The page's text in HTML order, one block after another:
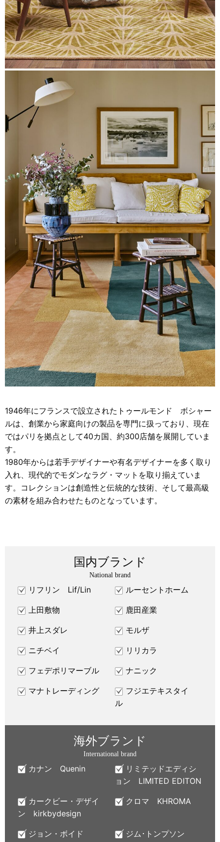
1946年にフランスで設立されたトゥールモンド ボシャー
ルは、創業から家庭向けの製品を専門に扱っており、現在
ではパリを拠点として40カ国、約300店舗を展開していま
す。
1980年からは若手デザイナーや有名デザイナーを多く取り
入れ、現代的でモダンなラグ・マットを取り揃えていま
す。コレクションは創造性と伝統的な技術、そして最高級
の素材を組み合わせたものとなっています。
国内ブランド
National brand
リフリン Lif/Lin ルーセントホーム
上田敷物 鹿田産業
井上スダレ モルザ
ニチベイ リリカラ
フェデポリマーブル ナニック
マナトレーディング
フジエテキスタイ
ル
海外ブランド
International brand
カナン Quenin
リミテッドエディシ
ョン LIMITED EDITON
カークビー・デザイ
ン kirkbydesign
クロマ KHROMA
ジョン・ボイド
ジム･トンプソン